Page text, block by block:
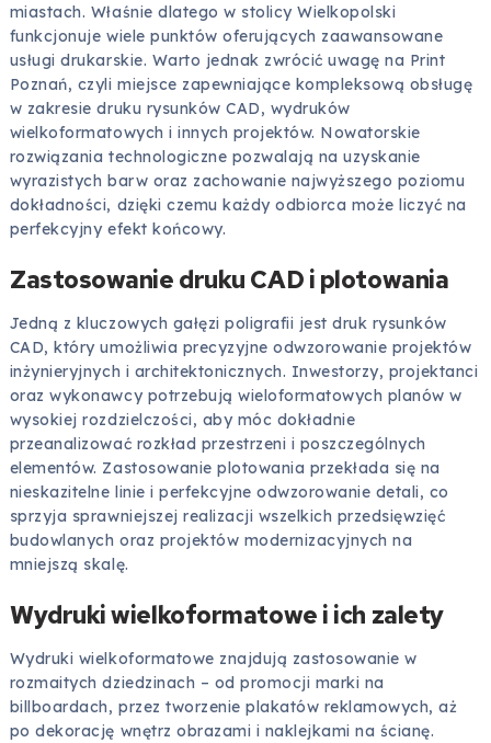
miastach. Właśnie dlatego w stolicy Wielkopolski
funkcjonuje wiele punktów oferujących zaawansowane
usługi drukarskie. Warto jednak zwrócić uwagę na Print
Poznań, czyli miejsce zapewniające kompleksową obsługę
w zakresie druku rysunków CAD, wydruków
wielkoformatowych i innych projektów. Nowatorskie
rozwiązania technologiczne pozwalają na uzyskanie
wyrazistych barw oraz zachowanie najwyższego poziomu
dokładności, dzięki czemu każdy odbiorca może liczyć na
perfekcyjny efekt końcowy.
Zastosowanie druku CAD i plotowania
Jedną z kluczowych gałęzi poligrafii jest druk rysunków
CAD, który umożliwia precyzyjne odwzorowanie projektów
inżynieryjnych i architektonicznych. Inwestorzy, projektanci
oraz wykonawcy potrzebują wieloformatowych planów w
wysokiej rozdzielczości, aby móc dokładnie
przeanalizować rozkład przestrzeni i poszczególnych
elementów. Zastosowanie plotowania przekłada się na
nieskazitelne linie i perfekcyjne odwzorowanie detali, co
sprzyja sprawniejszej realizacji wszelkich przedsięwzięć
budowlanych oraz projektów modernizacyjnych na
mniejszą skalę.
Wydruki wielkoformatowe i ich zalety
Wydruki wielkoformatowe znajdują zastosowanie w
rozmaitych dziedzinach – od promocji marki na
billboardach, przez tworzenie plakatów reklamowych, aż
po dekorację wnętrz obrazami i naklejkami na ścianę.